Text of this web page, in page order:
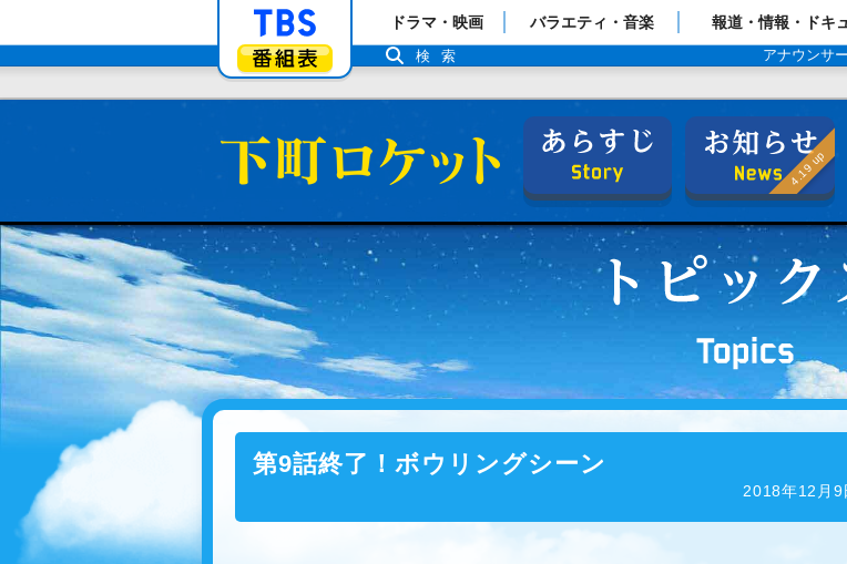
「TBSテレビ」トップページ
番組表
ドラマ・映画 バラエティ・音楽 報道・情報・ドキ
アナウンサー
検索
日曜劇場『下町ロケット』
あらすじ
4.19 up
第9話終了！ボウリングシーン
2018年12月9